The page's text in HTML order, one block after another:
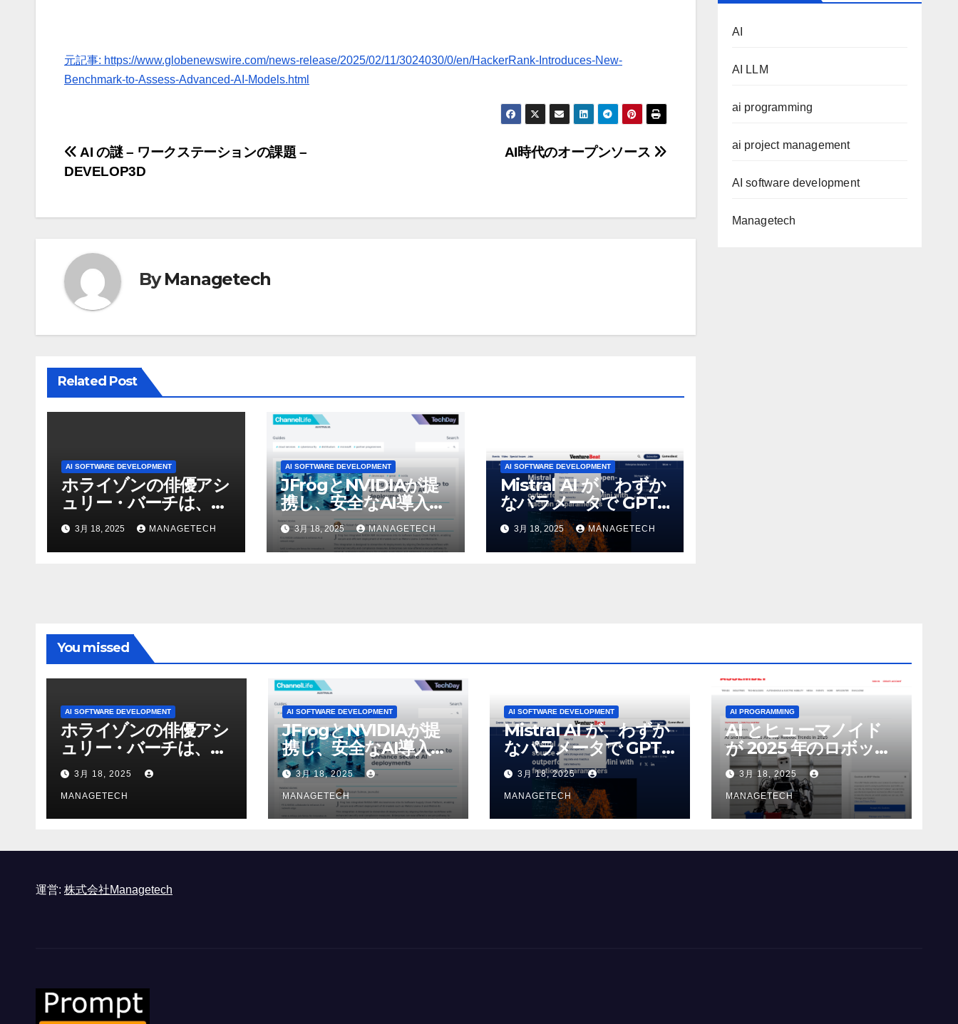
元記事: https://www.globenewswire.com/news-release/2025/02/11/3024030/0/en/HackerRank-Introduces-New-
Benchmark-to-Assess-Advanced-AI-Models.html
投
ナ
ゲ
ー
シ
ョ
ン
AI時代のオープンソース
AI の謎 – ワークステーションの課題 –
DEVELOP3D
ByManagetech
Related Post
AI SOFTWARE DEVELOPMENT
ホライゾンの俳優アシ
ュリー・バーチは、ソ
ニーのAIアロイのビデ
オを見て「ゲームパフ
ォーマンスという芸術
3月 18, 2025 MANAGETECH
AI SOFTWARE DEVELOPMENT
JFrogとNVIDIAが提
携し、安全なAI導入を
強化
3月 18, 2025 MANAGETECH
AI SOFTWARE DEVELOPMENT
Mistral AI が、わずか
なパラメータで GPT-
4o Mini を上回る新し
いオープンソース モ
デルをリリース |
3月 18, 2025 MANAGETECH
AI
AI LLM
ai programming
ai project management
AI software development
Managetech
You missed
AI SOFTWARE DEVELOPMENT
ホライゾンの俳優アシ
ュリー・バーチは、ソ
ニーのAIアロイのビデ
オを見て「ゲームパフ
ォーマンスという芸術
形式に不安を感じた」
3月 18, 2025
MANAGETECH
AI SOFTWARE DEVELOPMENT
JFrogとNVIDIAが提
携し、安全なAI導入を
強化
3月 18, 2025
MANAGETECH
AI SOFTWARE DEVELOPMENT
Mistral AI が、わずか
なパラメータで GPT-
4o Mini を上回る新し
いオープンソース モ
デルをリリース |
VentureBeat
3月 18, 2025
MANAGETECH
AI PROGRAMMING
AI とヒューマノイド
が 2025 年のロボット
のトップトレンドに |
ASSEMBLY
3月 18, 2025
MANAGETECH
運営: 株式会社Managetech